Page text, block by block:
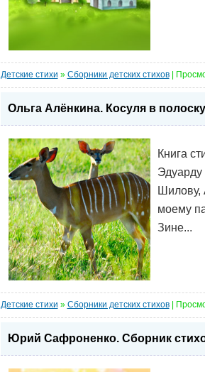
Детские стихи » Сборники детских стихов|
Ольга Алёнкина. Косуля в полоску
Книга
Эдуарду
Шилову,
моему
Зине...
Детские стихи » Сборники детских стихов|
Юрий Сафроненко. Сборник